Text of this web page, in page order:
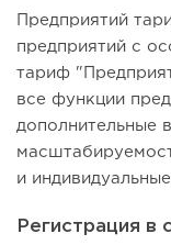
Предприятий
предприятий с
тариф
все функции
дополнительные
и
Регистрация в